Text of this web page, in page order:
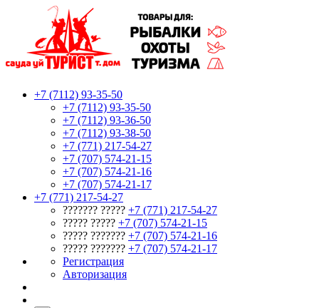
+7 (7112) 93-35-50
+7 (7112) 93-35-50
+7 (7112) 93-36-50
+7 (7112) 93-38-50
+7 (771) 217-54-27
+7 (707) 574-21-15
+7 (707) 574-21-16
+7 (707) 574-21-17
+7 (771) 217-54-27
??????? ????? +7 (771) 217-54-27
????? ????? +7 (707) 574-21-15
????? ??????? +7 (707) 574-21-16
????? ??????? +7 (707) 574-21-17
Регистрация
Авторизация